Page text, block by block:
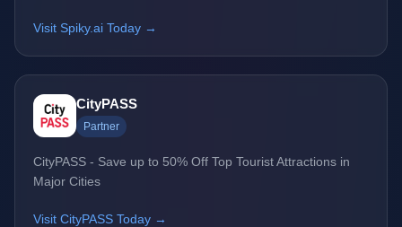
Visit Spiky.ai Today →
CityPASS
Partner
CityPASS - Save up to 50% Off Top Tourist Attractions in
Major Cities
Visit CityPASS Today →